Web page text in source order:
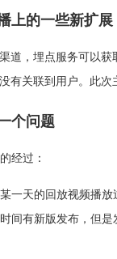
上的一些新扩展
道，埋点服务可以
有关联到用户。此次
个问题
经过：
一天的回放视频播
间有新版发布，但